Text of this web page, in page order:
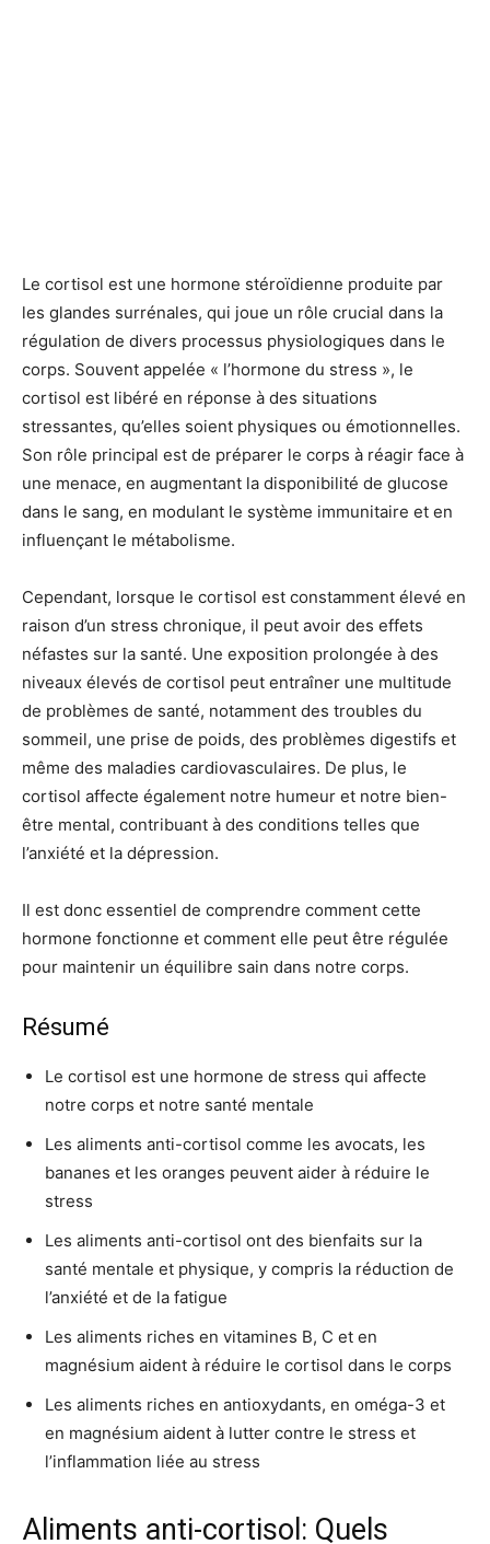
Le cortisol est une hormone stéroïdienne produite par
les glandes surrénales, qui joue un rôle crucial dans la
régulation de divers processus physiologiques dans le
corps. Souvent appelée « l’hormone du stress », le
cortisol est libéré en réponse à des situations
stressantes, qu’elles soient physiques ou émotionnelles.
Son rôle principal est de préparer le corps à réagir face à
une menace, en augmentant la disponibilité de glucose
dans le sang, en modulant le système immunitaire et en
influençant le métabolisme.
Cependant, lorsque le cortisol est constamment élevé en
raison d’un stress chronique, il peut avoir des effets
néfastes sur la santé. Une exposition prolongée à des
niveaux élevés de cortisol peut entraîner une multitude
de problèmes de santé, notamment des troubles du
sommeil, une prise de poids, des problèmes digestifs et
même des maladies cardiovasculaires. De plus, le
cortisol affecte également notre humeur et notre bien-
être mental, contribuant à des conditions telles que
l’anxiété et la dépression.
Il est donc essentiel de comprendre comment cette
hormone fonctionne et comment elle peut être régulée
pour maintenir un équilibre sain dans notre corps.
Résumé
Le cortisol est une hormone de stress qui affecte
notre corps et notre santé mentale
Les aliments anti-cortisol comme les avocats, les
bananes et les oranges peuvent aider à réduire le
stress
Les aliments anti-cortisol ont des bienfaits sur la
santé mentale et physique, y compris la réduction de
l’anxiété et de la fatigue
Les aliments riches en vitamines B, C et en
magnésium aident à réduire le cortisol dans le corps
Les aliments riches en antioxydants, en oméga-3 et
en magnésium aident à lutter contre le stress et
l’inflammation liée au stress
Aliments anti-cortisol: Quels